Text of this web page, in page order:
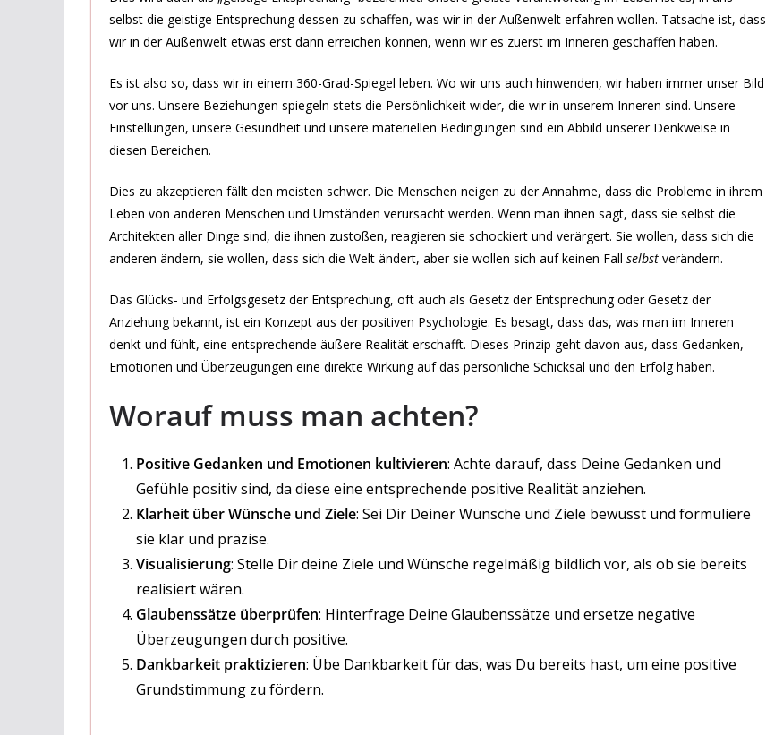
selbst die geistige Entsprechung dessen zu schaffen, was wir in der Außenwelt erfahren wollen. Tatsache ist, dass
wir in der Außenwelt etwas erst dann erreichen können, wenn wir es zuerst im Inneren geschaffen haben.
Es ist also so, dass wir in einem 360-Grad-Spiegel leben. Wo wir uns auch hinwenden, wir haben immer unser Bild
vor uns. Unsere Beziehungen spiegeln stets die Persönlichkeit wider, die wir in unserem Inneren sind. Unsere
Einstellungen, unsere Gesundheit und unsere materiellen Bedingungen sind ein Abbild unserer Denkweise in
diesen Bereichen.
Dies zu akzeptieren fällt den meisten schwer. Die Menschen neigen zu der Annahme, dass die Probleme in ihrem
Leben von anderen Menschen und Umständen verursacht werden. Wenn man ihnen sagt, dass sie selbst die
Architekten aller Dinge sind, die ihnen zustoßen, reagieren sie schockiert und verärgert. Sie wollen, dass sich die
anderen ändern, sie wollen, dass sich die Welt ändert, aber sie wollen sich auf keinen Fall selbst verändern.
Das Glücks- und Erfolgsgesetz der Entsprechung, oft auch als Gesetz der Entsprechung oder Gesetz der
Anziehung bekannt, ist ein Konzept aus der positiven Psychologie. Es besagt, dass das, was man im Inneren
denkt und fühlt, eine entsprechende äußere Realität erschafft. Dieses Prinzip geht davon aus, dass Gedanken,
Emotionen und Überzeugungen eine direkte Wirkung auf das persönliche Schicksal und den Erfolg haben.
Worauf muss man achten?
Positive Gedanken und Emotionen kultivieren: Achte darauf, dass Deine Gedanken und
Gefühle positiv sind, da diese eine entsprechende positive Realität anziehen.
Klarheit über Wünsche und Ziele: Sei Dir Deiner Wünsche und Ziele bewusst und formuliere
sie klar und präzise.
Visualisierung: Stelle Dir deine Ziele und Wünsche regelmäßig bildlich vor, als ob sie bereits
realisiert wären.
Glaubenssätze überprüfen: Hinterfrage Deine Glaubenssätze und ersetze negative
Überzeugungen durch positive.
Dankbarkeit praktizieren: Übe Dankbarkeit für das, was Du bereits hast, um eine positive
Grundstimmung zu fördern.